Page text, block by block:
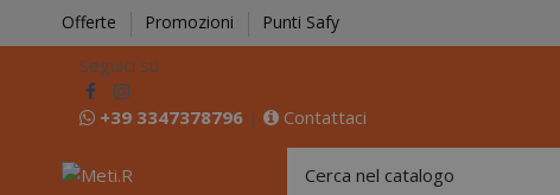
Offerte Promozioni Punti Safy
Seguici su
+39 3347378796 | Contattaci